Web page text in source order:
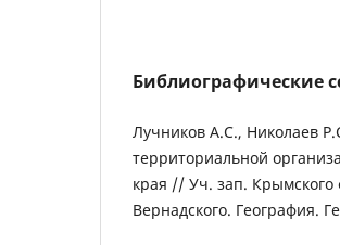
Библиографические
Лучников А.С., Николаев
территориальной
края // Уч. зап. Крымского
Вернадского. География.